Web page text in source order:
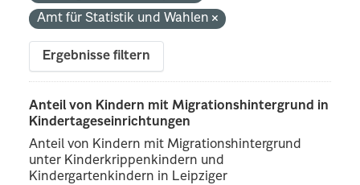
Amt für Statistik und Wahlen
Ergebnisse filtern
Anteil von Kindern mit Migrationshintergrund in
Kindertageseinrichtungen
Anteil von Kindern mit Migrationshintergrund
unter Kinderkrippenkindern und
Kindergartenkindern in Leipziger